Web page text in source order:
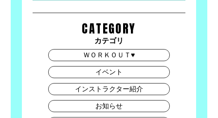
CATEGORY
カテゴリ
ＷＯＲＫＯＵＴ♥
イベント
インストラクター紹介
お知らせ